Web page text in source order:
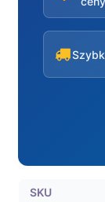
SKU